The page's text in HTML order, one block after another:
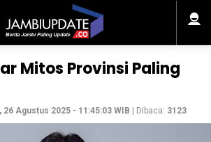
Mitos Provinsi Paling
26 Agustus 2025 - 11:45:03 WIB | Dibaca: 3123